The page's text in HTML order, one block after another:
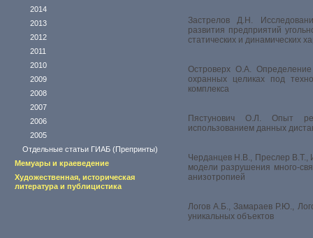
2014
2013
2012
2011
2010
2009
2008
2007
2006
2005
Отдельные статьи ГИАБ (Препринты)
Мемуары и краеведение
Художественная, историческая
литература и публицистика
Застрелов Д.Н.
развития предприятий
статических и динамических
Островерх О.А.
охранных целиках под
комплекса
Пястунович О.Л. Опыт
использованием данных
Черданцев Н.В., Преслер В.Т.,
модели разрушения много-
анизотропией
Логов А.Б., Замараев Р.Ю.,
уникальных объектов